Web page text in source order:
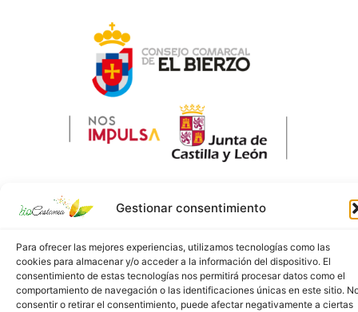
Gestionar consentimiento
Para ofrecer las mejores experiencias, utilizamos tecnologías como las
cookies para almacenar y/o acceder a la información del dispositivo. El
consentimiento de estas tecnologías nos permitirá procesar datos como el
comportamiento de navegación o las identificaciones únicas en este sitio.
consentir o retirar el consentimiento, puede afectar negativamente a ciertas